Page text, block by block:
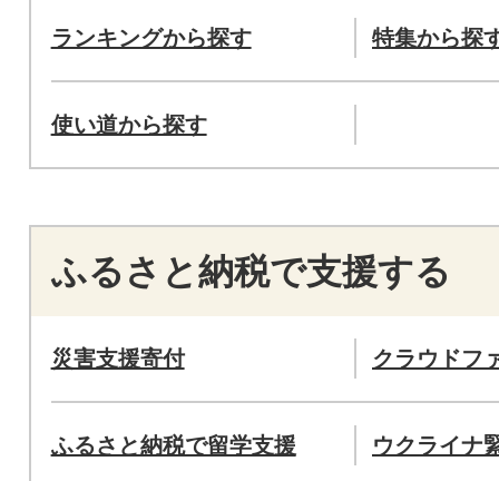
ランキングから探す 特集から探
使い道から探す
ふるさと納税で支援する
災害支援寄付 クラウドフ
ふるさと納税で留学支援 ウクライナ